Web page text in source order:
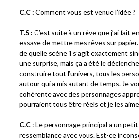
C.C : Comment vous est venue l’idée ?
T.S : C’est suite à un rêve que j’ai fait
essaye de mettre mes rêves sur
de quelle scène il s’agit exactement
une surprise, mais ça a été le
construire tout l’univers, tous les
autour qui a mis autant de temps. Je
cohérente avec des personnages
pourraient tous être réels et je les
C.C: Le personnage principal a un petit
ressemblance avec vous. Est-ce